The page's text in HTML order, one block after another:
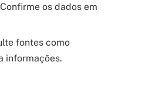
Confirme os dados em
fontes como
informações.